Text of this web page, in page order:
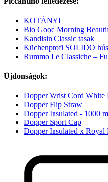
KOTÁNYI
Bio Good Morning
Kandisin Classic tasak
Küchenprofi SOLIDO
Rummo Le Classiche –
Újdonságok:
Dopper Wrist Cord White
Dopper Flip Straw
Dopper Insulated - 1000
Dopper Sport Cap
Dopper Insulated x Royal